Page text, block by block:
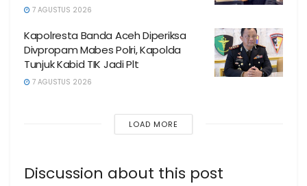
7 AGUSTUS 2026
Kapolresta Banda Aceh Diperiksa
Divpropam Mabes Polri, Kapolda
Tunjuk Kabid TIK Jadi Plt
7 AGUSTUS 2026
LOAD MORE
Discussion about this post